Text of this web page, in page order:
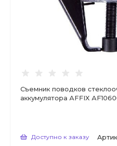
Съемник поводков
аккумулятора AFFIX
Доступно к заказу